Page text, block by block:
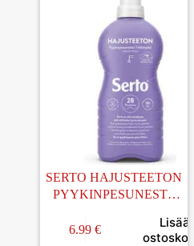
SERTO HAJUSTEETON
PYYKINPESUNESTE
6.99 €
Lisää